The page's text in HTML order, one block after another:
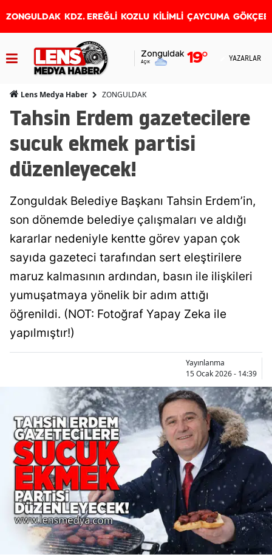
ZONGULDAK KDZ. EREĞLİ KOZLU KİLİMLİ ÇAYCUMA
Zonguldak
Açık 19° YAZARLAR
Lens Medya Haber ZONGULDAK
Tahsin Erdem gazetecilere
sucuk ekmek partisi
düzenleyecek!
Zonguldak Belediye Başkanı Tahsin Erdem’in,
son dönemde belediye çalışmaları ve aldığı
kararlar nedeniyle kentte görev yapan çok
sayıda gazeteci tarafından sert eleştirilere
maruz kalmasının ardından, basın ile ilişkileri
yumuşatmaya yönelik bir adım attığı
öğrenildi. (NOT: Fotoğraf Yapay Zeka ile
yapılmıştır!)
Yayınlanma
15 Ocak 2026 - 14:39